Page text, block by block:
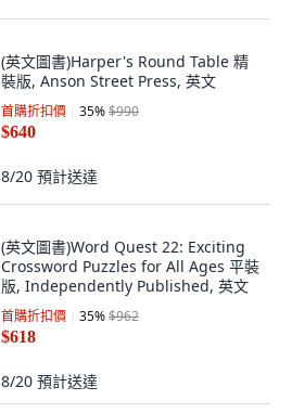
(英文圖書)Harper's Round Table 精
裝版, Anson Street Press, 英文
首購折扣價 35%$990
$640
8/20 預計送達
(英文圖書)Word Quest 22: Exciting
Crossword Puzzles for All Ages 平裝
版, Independently Published, 英文
首購折扣價 35%$962
$618
8/20 預計送達